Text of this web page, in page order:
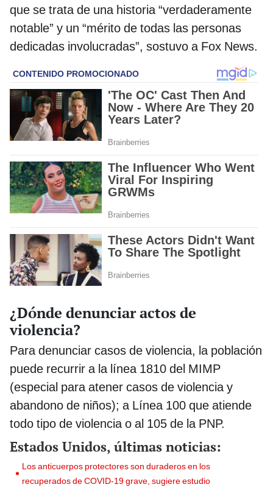
que se trata de una historia “verdaderamente
notable” y un “mérito de todas las personas
dedicadas involucradas”, sostuvo a Fox News.
¿Dónde denunciar actos de
violencia?
Para denunciar casos de violencia, la población
puede recurrir a la línea 1810 del MIMP
(especial para atener casos de violencia y
abandono de niños); a Línea 100 que atiende
todo tipo de violencia o al 105 de la PNP.
Estados Unidos, últimas noticias:
Los anticuerpos protectores son duraderos en los
recuperados de COVID-19 grave, sugiere estudio